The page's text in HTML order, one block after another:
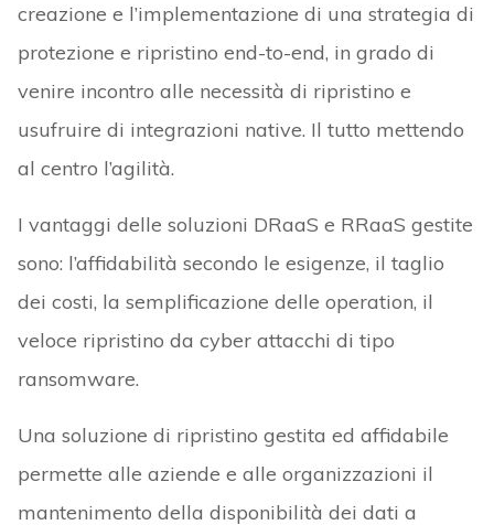
creazione e l’implementazione di una strategia di
protezione e ripristino end-to-end, in grado di
venire incontro alle necessità di ripristino e
usufruire di integrazioni native. Il tutto mettendo
al centro l’agilità.
I vantaggi delle soluzioni DRaaS e RRaaS gestite
sono: l’affidabilità secondo le esigenze, il taglio
dei costi, la semplificazione delle operation, il
veloce ripristino da cyber attacchi di tipo
ransomware.
Una soluzione di ripristino gestita ed affidabile
permette alle aziende e alle organizzazioni il
mantenimento della disponibilità dei dati a